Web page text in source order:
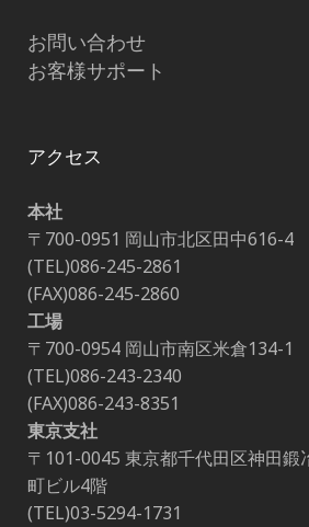
お問い合わせ
お客様サポート
アクセス
本社
〒700-0951 岡山市北区田中616-4
(TEL)086-245-2861
(FAX)086-245-2860
工場
〒700-0954 岡山市南区米倉134-1
(TEL)086-243-2340
(FAX)086-243-8351
東京支社
〒101-0045 東京都千代田区神田鍛
町ビル4階
(TEL)03-5294-1731